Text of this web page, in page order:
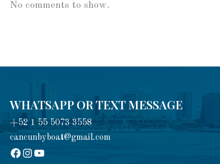
No comments to show.
WHATSAPP OR TEXT MESSAGE
+52 1 55 5073 3558
cancunbyboat@gmail.com
sadadad
Instagram
YouTube